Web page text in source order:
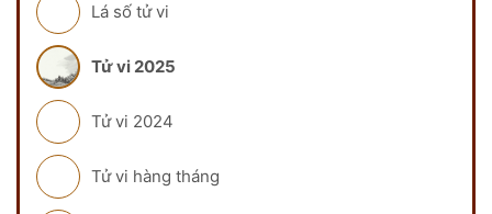
Lá số tử vi
Tử vi 2025
Tử vi 2024
Tử vi hàng tháng